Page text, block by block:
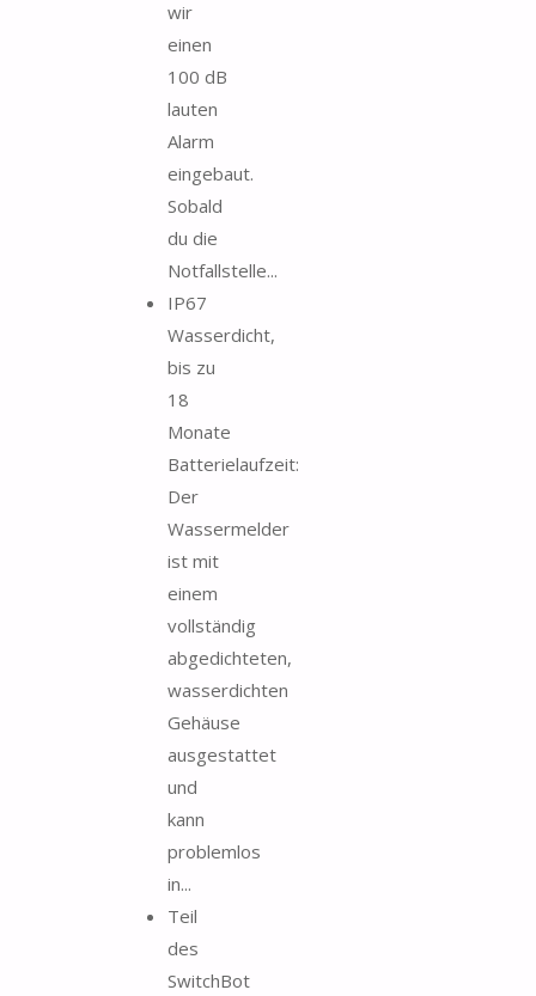
wir
einen
100 dB
lauten
Alarm
eingebaut.
Sobald
du die
Notfallstelle...
IP67
Wasserdicht,
bis zu
18
Monate
Batterielaufzeit:
Der
Wassermelder
ist mit
einem
vollständig
abgedichteten,
wasserdichten
Gehäuse
ausgestattet
und
kann
problemlos
in...
Teil
des
SwitchBot